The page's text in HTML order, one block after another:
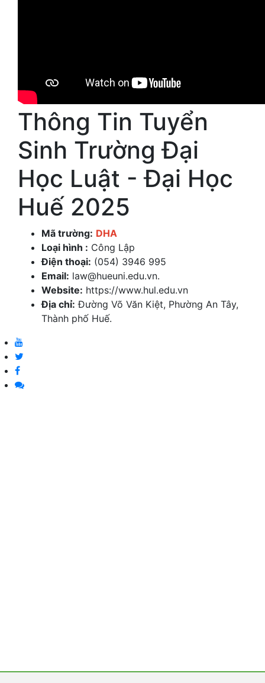
Thông Tin Tuyển
Sinh Trường Đại
Học Luật - Đại Học
Huế 2025
Mã trường: DHA
Loại hình : Công Lập
Điện thoại: (054) 3946 995
Email: law@hueuni.edu.vn.
Website: https://www.hul.edu.vn
Địa chỉ: Đường Võ Văn Kiệt, Phường An Tây,
Thành phố Huế.